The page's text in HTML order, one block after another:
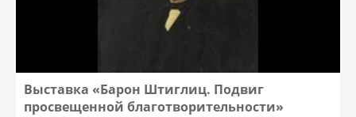
Выставка «Барон Штиглиц. Подвиг
просвещенной благотворительности»